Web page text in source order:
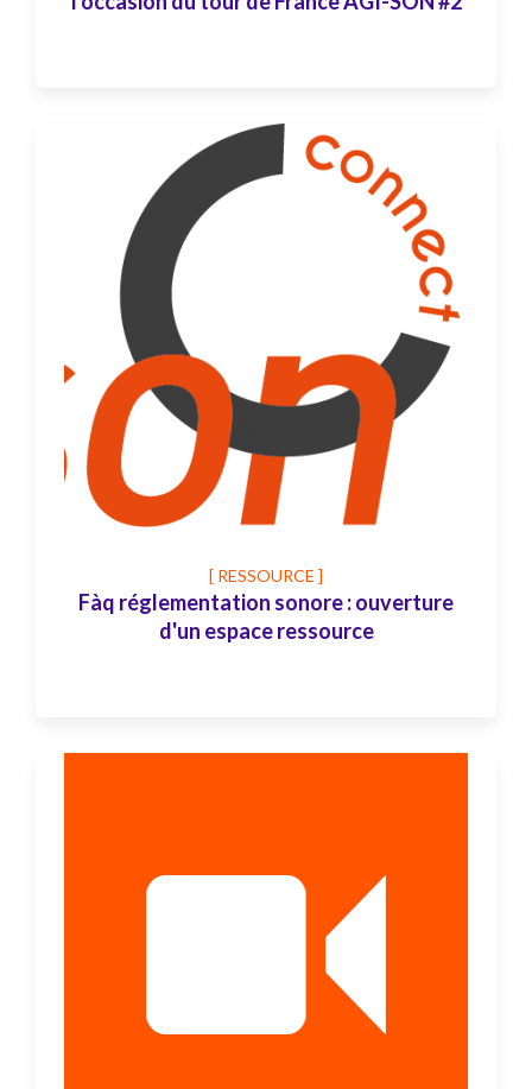
[ RESSOURCE ]
Fàq réglementation sonore : ouverture
d'un espace ressource